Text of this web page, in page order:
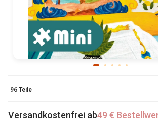
96 Teile
Versandkostenfrei ab49 €